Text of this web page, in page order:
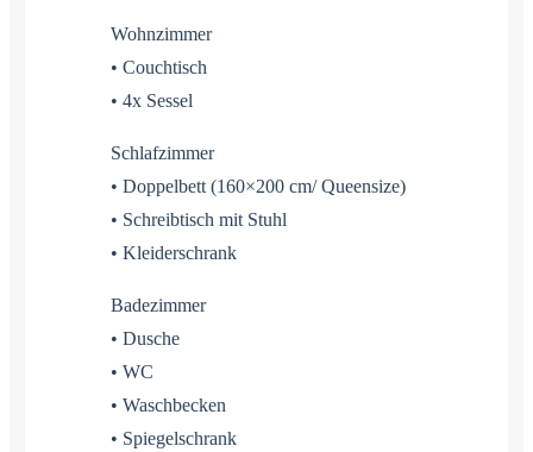
Wohnzimmer
• Couchtisch
• 4x Sessel
Schlafzimmer
• Doppelbett (160×200 cm/ Queensize)
• Schreibtisch mit Stuhl
• Kleiderschrank
Badezimmer
• Dusche
• WC
• Waschbecken
• Spiegelschrank